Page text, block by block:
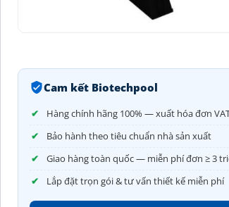
Cam kết Biotechpool
Hàng chính hãng 100% — xuất hóa đơn
Bảo hành theo tiêu chuẩn nhà sản xuất
Giao hàng toàn quốc — miễn phí đơn ≥ 3
Lắp đặt trọn gói & tư vấn thiết kế miễn phí